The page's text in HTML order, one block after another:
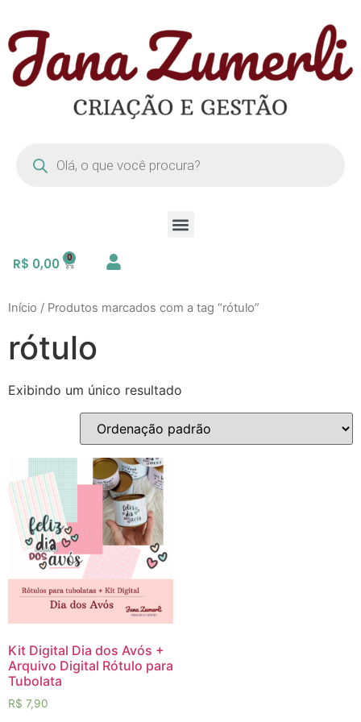
R$ 0,00
Início / Produtos marcados com a tag “rótulo”
rótulo
Exibindo um único resultado
Kit Digital Dia dos Avós +
Arquivo Digital Rótulo para
Tubolata
R$ 7,90